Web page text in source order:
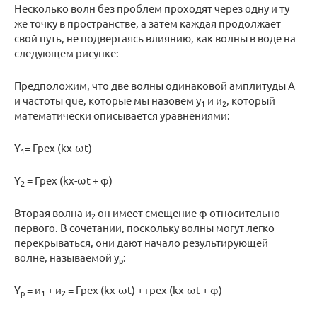
Несколько волн без проблем проходят через одну и ту
же точку в пространстве, а затем каждая продолжает
свой путь, не подвергаясь влиянию, как волны в воде на
следующем рисунке:
Предположим, что две волны одинаковой амплитуды A
и частоты que, которые мы назовем y1 и и2 , который
математически описывается уравнениями:
Y1= Грех (kx-ωt)
Y2 = Грех (kx-ωt + φ)
Вторая волна и2 он имеет смещение φ относительно
первого. В сочетании, поскольку волны могут легко
перекрываться, они дают начало результирующей
волне, называемой yр:
Yр= и1 + и2 = Грех (kx-ωt) + грех (kx-ωt + φ)